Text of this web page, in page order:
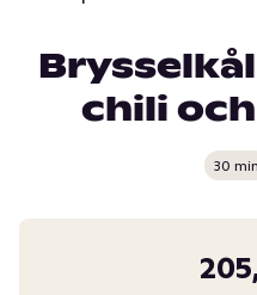
chili
30 min